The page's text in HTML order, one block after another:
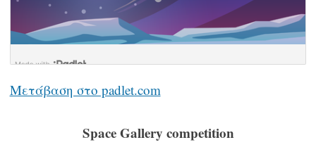
Μετάβαση στο padlet.com
Space Gallery competition